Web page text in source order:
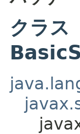
クラス